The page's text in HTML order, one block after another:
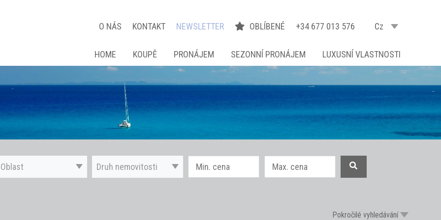
O NÁS KONTAKT NEWSLETTER OBLÍBENÉ +34 677 013 576 Cz
HOME KOUPĚ PRONÁJEM SEZONNÍ PRONÁJEM LUXUSNÍ VLASTNOSTI
Oblast Druh nemovitosti
Pokročilé vyhledávání